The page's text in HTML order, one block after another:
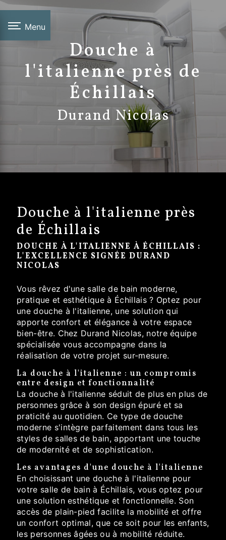
Menu
Douche à
l'italienne près de
Échillais
Durand Nicolas
Douche à l'italienne près
de Échillais
DOUCHE À L'ITALIENNE À ÉCHILLAIS :
L'EXCELLENCE SIGNÉE DURAND
NICOLAS
Vous rêvez d'une salle de bain moderne,
pratique et esthétique à Échillais ? Optez pour
une douche à l'italienne, une solution qui
apporte confort et élégance à votre espace
bien-être. Chez Durand Nicolas, notre équipe
spécialisée vous accompagne dans la
réalisation de votre projet sur-mesure.
La douche à l'italienne : un compromis
entre design et fonctionnalité
La douche à l'italienne séduit de plus en plus de
personnes grâce à son design épuré et sa
praticité au quotidien. Ce type de douche
moderne s'intègre parfaitement dans tous les
styles de salles de bain, apportant une touche
de modernité et de sophistication.
Les avantages d'une douche à l'italienne
En choisissant une douche à l'italienne pour
votre salle de bain à Échillais, vous optez pour
une solution esthétique et fonctionnelle. Son
accès de plain-pied facilite la mobilité et offre
un confort optimal, que ce soit pour les enfants,
les personnes âgées ou à mobilité réduite.
Panneau de gestion des cookies